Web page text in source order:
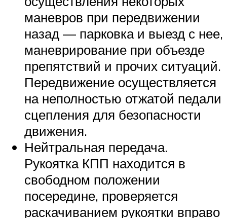
маневров при передвижении
назад — парковка и выезд с нее,
маневрирование при объезде
препятствий и прочих ситуаций.
Передвижение осуществляется
на неполностью отжатой педали
сцепления для безопасности
движения.
Нейтральная передача.
Рукоятка КПП находится в
свободном положении
посередине, проверяется
раскачиванием рукоятки вправо